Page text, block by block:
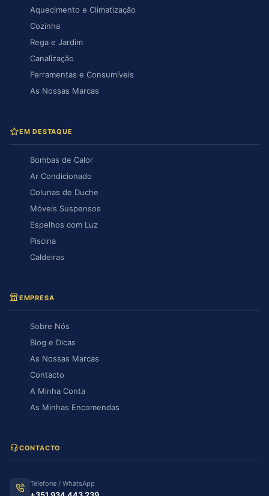
Aquecimento e Climatização
Cozinha
Rega e Jardim
Canalização
Ferramentas e Consumíveis
As Nossas Marcas
EM DESTAQUE
Bombas de Calor
Ar Condicionado
Colunas de Duche
Móveis Suspensos
Espelhos com Luz
Piscina
Caldeiras
EMPRESA
Sobre Nós
Blog e Dicas
As Nossas Marcas
Contacto
A Minha Conta
As Minhas Encomendas
CONTACTO
Telefone / WhatsApp